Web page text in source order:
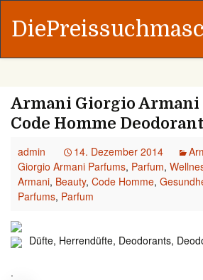
Armani Giorgio Armani
Code Homme
admin 14. Dezember 2014
Giorgio Armani Parfums, Parfum,
Armani, Beauty, Code Homme,
Parfums, Parfum
Düfte, Herrendüfte, Deodorants,
.